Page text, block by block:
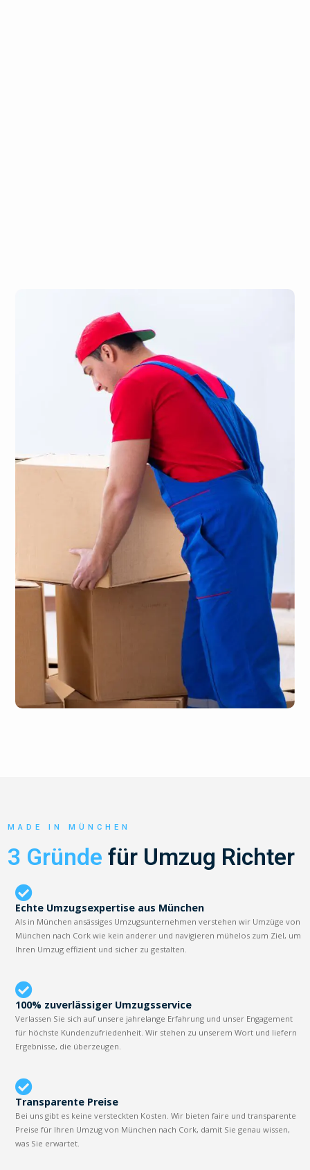
MADE IN MÜNCHEN
3 Gründe für Umzug Richter
Echte Umzugsexpertise aus München
Als in München ansässiges Umzugsunternehmen verstehen wir Umzüge von
München nach Cork wie kein anderer und navigieren mühelos zum Ziel, um
Ihren Umzug effizient und sicher zu gestalten.
100% zuverlässiger Umzugsservice
Verlassen Sie sich auf unsere jahrelange Erfahrung und unser Engagement
für höchste Kundenzufriedenheit. Wir stehen zu unserem Wort und liefern
Ergebnisse, die überzeugen.
Transparente Preise
Bei uns gibt es keine versteckten Kosten. Wir bieten faire und transparente
Preise für Ihren Umzug von München nach Cork, damit Sie genau wissen,
was Sie erwartet.